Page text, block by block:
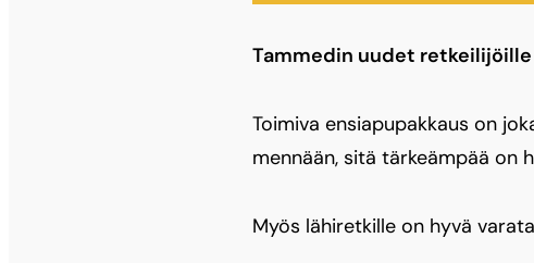
Tammedin uudet
Toimiva ensiapupakkaus on
mennään, sitä tärkeämpää on
Myös lähiretkille on hyvä